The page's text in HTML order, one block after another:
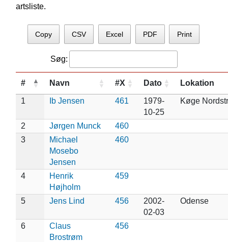
artsliste.
Copy CSV Excel PDF Print
Søg:
# Navn #X Dato Lokation
1 Ib Jensen 461
1979-
10-25
Køge
2 Jørgen Munck
460
3
Michael
Mosebo
Jensen
460
4
Henrik
Højholm
459
5 Jens Lind 456
2002-
02-03
Odense
6
Claus
Brostrøm
456